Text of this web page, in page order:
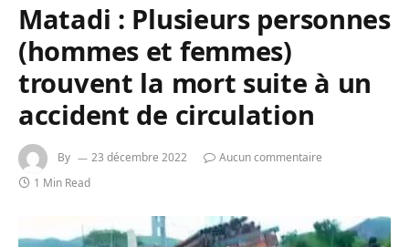
Matadi : Plusieurs personnes
(hommes et femmes)
trouvent la mort suite à un
accident de circulation
By 23 décembre 2022
Aucun commentaire
1 Min Read